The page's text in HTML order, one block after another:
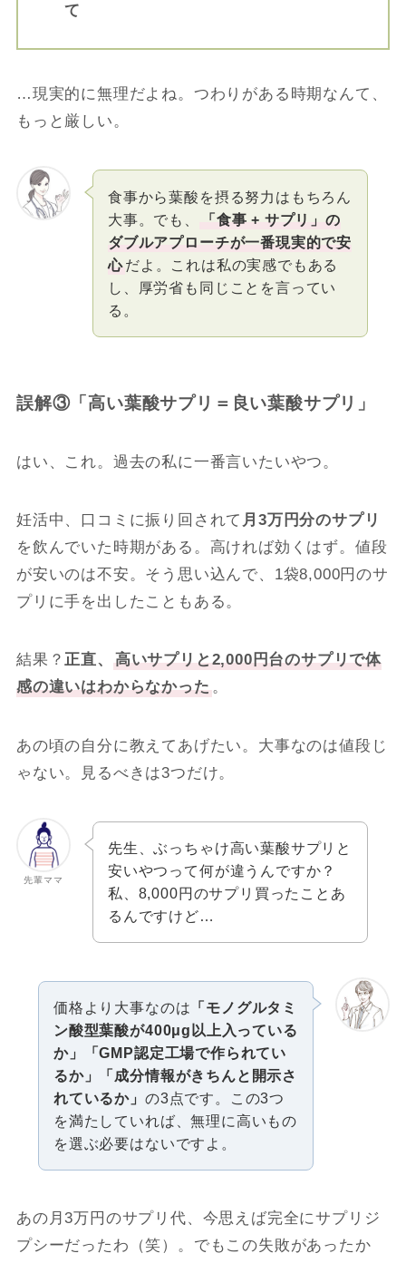
て
…現実的に無理だよね。つわりがある時期なんて、
もっと厳しい。
食事から葉酸を摂る努力はもちろん
大事。でも、
「食事 + サプリ」の
ダブルアプローチが一番現実的で安
心だよ。これは私の実感でもある
し、厚労省も同じことを言ってい
る。
誤解③「高い葉酸サプリ＝良い葉酸サプリ」
はい、これ。過去の私に一番言いたいやつ。
妊活中、口コミに振り回されて 月3万円分のサプリ
を飲んでいた時期がある。高ければ効くはず。値段
が安いのは不安。そう思い込んで、1袋8,000円のサ
プリに手を出したこともある。
結果？正直、
高いサプリと2,000円台のサプリで体
感の違いはわからなかった。
あの頃の自分に教えてあげたい。大事なのは値段じ
ゃない。見るべきは3つだけ。
先輩ママ
先生、ぶっちゃけ高い葉酸サプリと
安いやつって何が違うんですか？
私、8,000円のサプリ買ったことあ
るんですけど…
価格より大事なのは 「モノグルタミ
ン酸型葉酸が400μg以上入っている
か」「GMP認定工場で作られてい
るか」「成分情報がきちんと開示さ
れているか」 の3点です。この3つ
を満たしていれば、無理に高いもの
を選ぶ必要はないですよ。
あの月3万円のサプリ代、今思えば完全にサプリジ
プシーだったわ（笑）。でもこの失敗があったか